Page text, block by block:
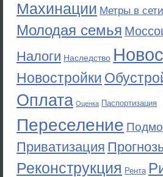
Махинации Метры в сети
Молодая семья
Налоги Наследство
Новостройки
Оплата Оценка Паспортизация
Переселение
Приватизация
Реконструкция Рента